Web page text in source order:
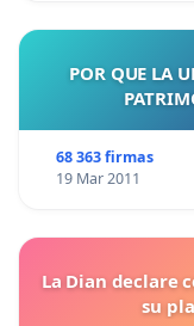
POR QUE LA
68 363 firmas
19 Mar 2011
La Dian declare
su